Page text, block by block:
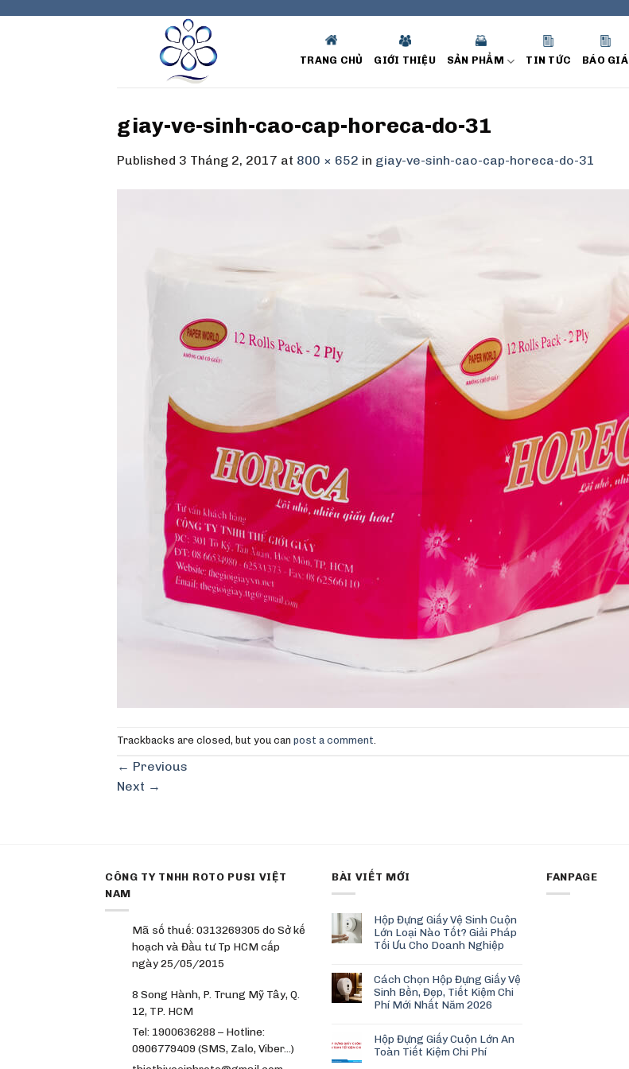
TRANG CHỦ GIỚI THIỆU SẢN PHẨM TIN TỨC BÁO GIÁ
giay-ve-sinh-cao-cap-horeca-do-31
Published 3 Tháng 2, 2017 at 800 × 652 in giay-ve-sinh-cao-cap-horeca-do-31
Trackbacks are closed, but you can post a comment
← Previous
Next →
CÔNG TY TNHH ROTO PUSI VIỆT
NAM
Mã số thuế: 0313269305 do Sở kế
hoạch và Đầu tư Tp HCM cấp
ngày 25/05/2015
8 Song Hành, P. Trung Mỹ Tây, Q.
12, TP. HCM
Tel: 1900636288 – Hotline:
0906779409 (SMS, Zalo, Viber…)
BÀI VIẾT MỚI
Hộp Đựng Giấy Vệ Sinh Cuộn
Lớn Loại Nào Tốt? Giải Pháp
Tối Ưu Cho Doanh Nghiệp
Cách Chọn Hộp Đựng Giấy Vệ
Sinh Bền, Đẹp, Tiết Kiệm Chi
Phí Mới Nhất Năm 2026
Hộp Đựng Giấy Cuộn Lớn An
Toàn Tiết Kiệm Chi Phí
FANPAGE